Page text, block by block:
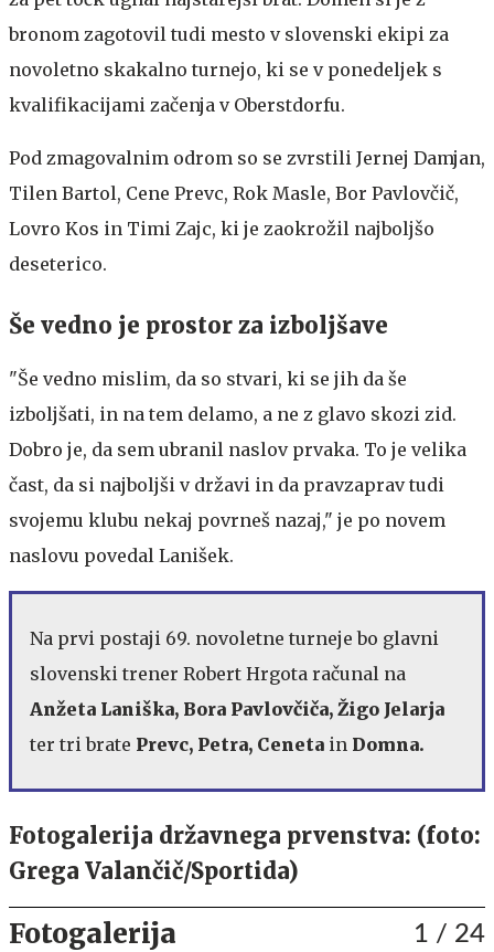
bronom zagotovil tudi mesto v slovenski ekipi za
novoletno skakalno turnejo, ki se v ponedeljek s
kvalifikacijami začenja v Oberstdorfu.
Pod zmagovalnim odrom so se zvrstili Jernej Damjan,
Tilen Bartol, Cene Prevc, Rok Masle, Bor Pavlovčič,
Lovro Kos in Timi Zajc, ki je zaokrožil najboljšo
deseterico.
Še vedno je prostor za izboljšave
"Še vedno mislim, da so stvari, ki se jih da še
izboljšati, in na tem delamo, a ne z glavo skozi zid.
Dobro je, da sem ubranil naslov prvaka. To je velika
čast, da si najboljši v državi in da pravzaprav tudi
svojemu klubu nekaj povrneš nazaj," je po novem
naslovu povedal Lanišek.
Na prvi postaji 69. novoletne turneje bo glavni
slovenski trener Robert Hrgota računal na
Anžeta Laniška, Bora Pavlovčiča, Žigo Jelarja
ter tri brate Prevc, Petra, Ceneta in Domna.
Fotogalerija državnega prvenstva: (foto:
Grega Valančič/Sportida)
Fotogalerija 1 / 24